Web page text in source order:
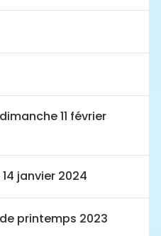
11 février
janvier 2024
printemps 2023